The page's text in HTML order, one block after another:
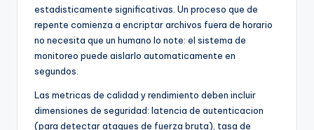
estadisticamente significativas. Un proceso que de
repente comienza a encriptar archivos fuera de horario
no necesita que un humano lo note: el sistema de
monitoreo puede aislarlo automaticamente en
segundos.
Las metricas de calidad y rendimiento deben incluir
dimensiones de seguridad: latencia de autenticacion
(para detectar ataques de fuerza bruta), tasa de